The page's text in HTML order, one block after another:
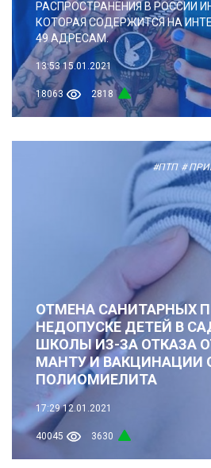
РАСПРОСТРАНЕНИЯ В РОССИИ
КОТОРАЯ СОДЕРЖИТСЯ НА
49 АДРЕСАМ.
13:53 15.01.2021
18063 2818
#ПТП #
ОТМЕНА САНИТАРНЫХ
НЕДОПУСКЕ ДЕТЕЙ В
ШКОЛЫ ИЗ-ЗА ОТКАЗА
МАНТУ И ВАКЦИНАЦИИ
ПОЛИОМИЕЛИТА
17:29 12.01.2021
40045 3630